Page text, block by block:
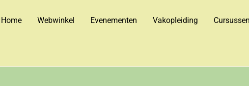
Home Webwinkel Evenementen Vakopleiding Cursussen